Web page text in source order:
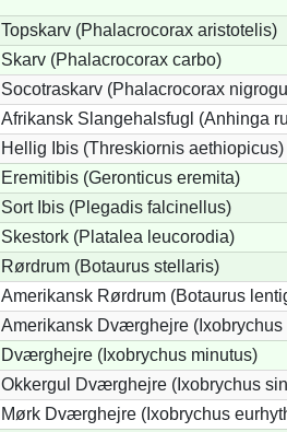
Topskarv (Phalacrocorax aristotelis)
Skarv (Phalacrocorax carbo)
Socotraskarv (Phalacrocorax
Afrikansk Slangehalsfugl (Anhinga
Hellig Ibis (Threskiornis aethiopicus)
Eremitibis (Geronticus eremita)
Sort Ibis (Plegadis falcinellus)
Skestork (Platalea leucorodia)
Rørdrum (Botaurus stellaris)
Amerikansk Rørdrum (Botaurus
Amerikansk Dværghejre (Ixobrychus
Dværghejre (Ixobrychus minutus)
Okkergul Dværghejre (Ixobrychus
Mørk Dværghejre (Ixobrychus